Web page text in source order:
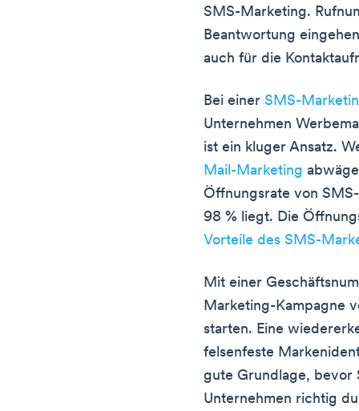
SMS-Marketing.
Beantwortung
auch für die
Bei einerSMS-
Unternehmen
ist ein kluger Ansatz.
Mail-Marketing
Öffnungsrate von
98 % liegt. Die
Vorteile des SMS-
Mit einer
Marketing-Kampagne
starten. Eine
felsenfeste
gute Grundlage, bevor
Unternehmen richtig